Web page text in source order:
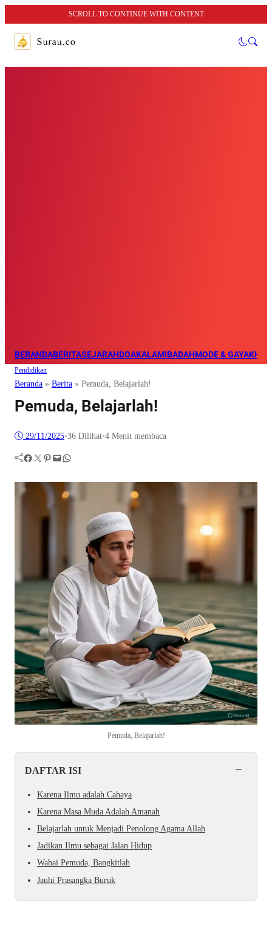
SCROLL TO CONTINUE WITH CONTENT
BERANDABERITASEJARAHDOAKALAMIBADAHMODE & GAYA
Pendidikan
Beranda » Berita » Pemuda, Belajarlah!
Pemuda, Belajarlah!
29/11/2025•36 Dilihat•4 Menit membaca
Facebook Twitter Pinterest Mail WhatsApp
Pemuda, Belajarlah!
DAFTAR ISI −
Karena Ilmu adalah Cahaya
Karena Masa Muda Adalah Amanah
Belajarlah untuk Menjadi Penolong Agama Allah
Jadikan Ilmu sebagai Jalan Hidup
Wahai Pemuda, Bangkitlah
Jauhi Prasangka Buruk